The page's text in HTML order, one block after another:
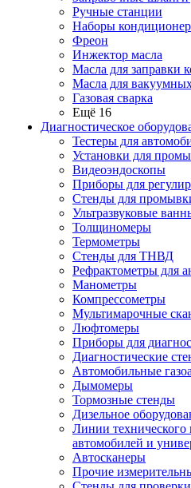
Ручные станции
Наборы
Фреон
Инжектор масла
Масла для заправки
Масла для
Газовая сварка
Ещё 16
Диагностическое
Тестеры для
Установки для
Видеоэндоскопы
Приборы для
Стенды для
Ультразвуковые
Толщиномеры
Термометры
Стенды для ТНВД
Рефрактометры для
Манометры
Компрессометры
Мультимарочные
Люфтомеры
Приборы для
Диагностические
Автомобильные
Дымомеры
Тормозные стенды
Дизельное
Линии технического
автомобилей и
Автосканеры
Прочие